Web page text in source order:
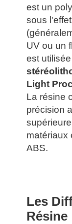
est un
sous
UV ou un
est
Light
La résine
précision
matériaux
ABS.
Les
Résine